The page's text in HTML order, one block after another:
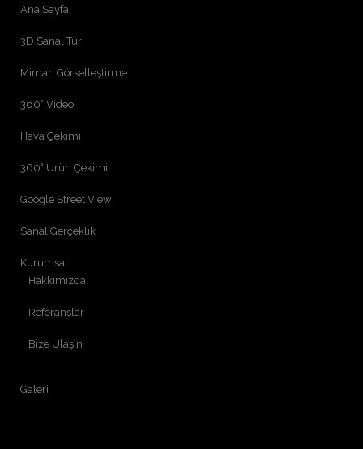
Ana Sayfa
3D Sanal Tur
Mimari Görselleştirme
360° Video
Hava Çekimi
360° Ürün Çekimi
Google Street View
Sanal Gerçeklik
Kurumsal
Hakkımızda
Referanslar
Bize Ulaşın
Galeri